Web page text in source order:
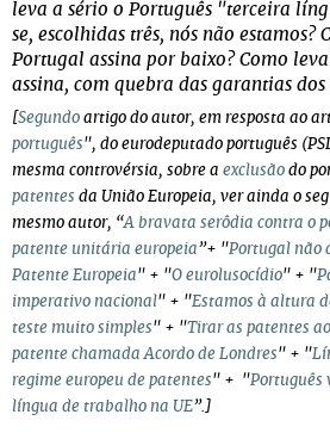
leva a sério o Português "terceira
se, escolhidas três, nós não estamos?
Portugal assina por baixo? Como
assina, com quebra das garantias
[Segundo artigo do autor, em resposta ao
português", do eurodeputado português
mesma controvérsia, sobre a exclusão do
patentes da União Europeia, ver ainda o
mesmo autor, “A bravata serôdia contra o
patente unitária europeia”+ "Portugal não
Patente Europeia" + "O eurolusocídio" + "
imperativo nacional" + "Estamos à altura
teste muito simples" + "Tirar as patentes
patente chamada Acordo de Londres" + "
regime europeu de patentes" + "Português
língua de trabalho na UE”.]